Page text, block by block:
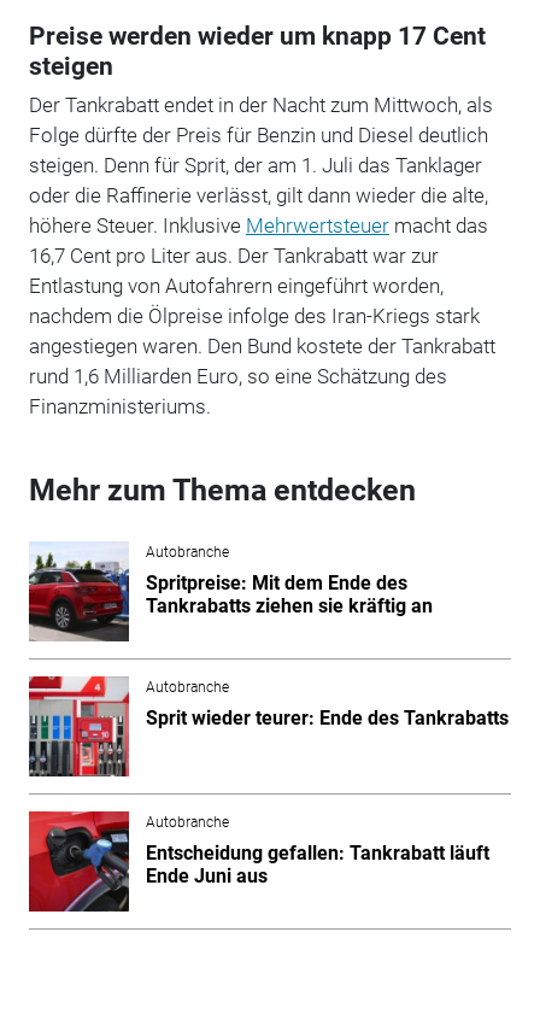
Preise werden wieder um knapp 17 Cent
steigen
Der Tankrabatt endet in der Nacht zum Mittwoch, als
Folge dürfte der Preis für Benzin und Diesel deutlich
steigen. Denn für Sprit, der am 1. Juli das Tanklager
oder die Raffinerie verlässt, gilt dann wieder die alte,
höhere Steuer. Inklusive Mehrwertsteuermacht das
16,7 Cent pro Liter aus. Der Tankrabatt war zur
Entlastung von Autofahrern eingeführt worden,
nachdem die Ölpreise infolge des Iran-Kriegs stark
angestiegen waren. Den Bund kostete der Tankrabatt
rund 1,6 Milliarden Euro, so eine Schätzung des
Finanzministeriums.
Mehr zum Thema entdecken
Autobranche
Spritpreise: Mit dem Ende des
Tankrabatts ziehen sie kräftig an
Autobranche
Sprit wieder teurer: Ende des Tankrabatts
Autobranche
Entscheidung gefallen: Tankrabatt läuft
Ende Juni aus